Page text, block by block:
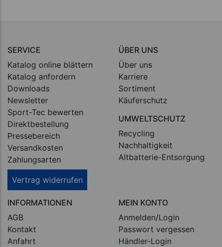
SERVICE
Katalog online blättern
Katalog anfordern
Downloads
Newsletter
Sport-Tec bewerten
Direktbestellung
Pressebereich
Versandkosten
Zahlungsarten
Vertrag widerrufen
ÜBER UNS
Über uns
Karriere
Sortiment
Käuferschutz
UMWELTSCHUTZ
Recycling
Nachhaltigkeit
Altbatterie-Entsorgung
INFORMATIONEN
AGB
Kontakt
Anfahrt
MEIN KONTO
Anmelden/Login
Passwort vergessen
Händler-Login